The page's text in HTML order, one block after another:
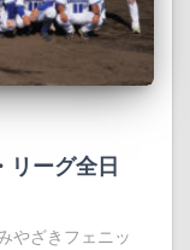
リーグ全日
やざきフェニッ